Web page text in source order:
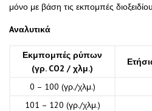
μόνο με βάση τις εκπομπές
Aναλυτικά
Εκμπομπές ρύπων
(γρ. CO2 / χλμ.)
0 – 100 (γρ./χλμ.)
101 – 120 (γρ./χλμ.)